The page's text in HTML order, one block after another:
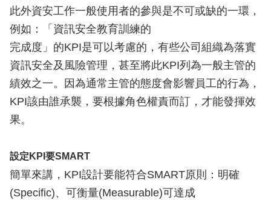
此外資安工作一般使用者的參與是不可或缺的一環，
例如：「資訊安全教育訓練的
完成度」的KPI是可以考慮的，有些公司組織為落實
資訊安全及風險管理，甚至將此KPI列為一般主管的
績效之一。因為通常主管的態度會影響員工的行為，
KPI該由誰承襲，要根據角色權責而訂，才能發揮效
果。
設定KPI要SMART
簡單來講，KPI設計要能符合SMART原則：明確
(Specific)、可衡量(Measurable)可達成